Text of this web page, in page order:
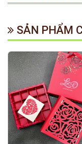
SẢN PHẨM